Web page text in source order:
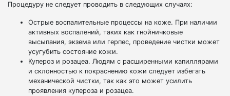
Процедуру не следует проводить в следующих случаях:
Острые воспалительные процессы на коже. При наличии
активных воспалений, таких как гнойничковые
высыпания, экзема или герпес, проведение чистки может
усугубить состояние кожи.
Купероз и розацеа. Людям с расширенными капиллярами
и склонностью к покраснению кожи следует избегать
механической чистки, так как это может усилить
проявления купероза и розацеа.